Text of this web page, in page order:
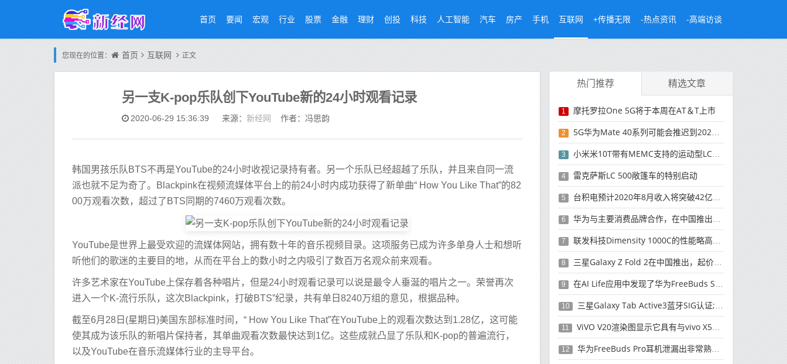
首页 要闻 宏观 行业 股票 金融 理财 创投 科技 人工智能 汽车 房产 手机 互联网 +传播无限 -热点资讯 -高端访谈
您现在的位置： 首页 互联网 正文
另一支K-pop乐队创下YouTube新的24小时观看记录
2020-06-29 15:36:39 来源： 新经网 作者：冯思韵
韩国男孩乐队BTS不再是YouTube的24小时收视记录持有者。另一个乐队已经超越了乐队，并且来自同一流
派也就不足为奇了。Blackpink在视频流媒体平台上的前24小时内成功获得了新单曲“ How You Like That”的82
00万观看次数，超过了BTS同期的7460万观看次数。
YouTube是世界上最受欢迎的流媒体网站，拥有数十年的音乐视频目录。这项服务已成为许多单身人士和想听
听他们的歌迷的主要目的地，从而在平台上的数小时之内吸引了数百万名观众前来观看。
许多艺术家在YouTube上保存着各种唱片，但是24小时观看记录可以说是最令人垂涎​​的唱片之一。荣誉再次
进入一个K-流行乐队，这次Blackpink，打破BTS”纪录，共有单日8240万组的意见，根据品种。
截至6月28日(星期日)美国东部标准时间，“ How You Like That”在YouTube上的观看次数达到1.28亿，这可能
使其成为该乐队的新唱片保持者，其单曲观看次数最快达到1亿。这些成就凸显了乐队和K-pop的普遍流行，
以及YouTube在音乐流媒体行业的主导平台。
热门推荐 精选文章
1 摩托罗拉One 5G将于本周在AT＆T上市
2 5G华为Mate 40系列可能会推迟到2021年
3 小米米10T带有MEMC支持的运动型LCD屏幕
4 雷克萨斯LC 500敞篷车的特别启动
5 台积电预计2020年8月收入将突破42亿美元，创历史新高
6 华为与主要消费品牌合作，在中国推出采用HarmonyOS 2.0的智能家居产品
7 联发科技Dimensity 1000C的性能略高于Snapdragon 765G
8 三星Galaxy Z Fold 2在中国推出，起价为16,999元
9 在AI Life应用中发现了华为FreeBuds Studio耳机
10 三星Galaxy Tab Active3蓝牙SIG认证; 发布可能快要结束了
11 ViVO V20渲染图显示它具有与vivo X50 Pro类似的后部设计
12 华为FreeBuds Pro耳机泄漏出非常熟悉的设计